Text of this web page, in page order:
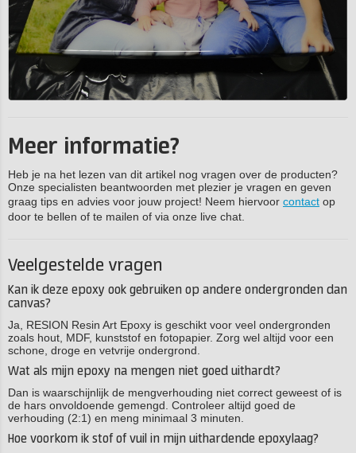
Meer informatie?
Heb je na het lezen van dit artikel nog vragen over de producten?
Onze specialisten beantwoorden met plezier je vragen en geven
graag tips en advies voor jouw project! Neem hiervoor contact op
door te bellen of te mailen of via onze live chat.
Veelgestelde vragen
Kan ik deze epoxy ook gebruiken op andere ondergronden dan
canvas?
Ja, RESION Resin Art Epoxy is geschikt voor veel ondergronden
zoals hout, MDF, kunststof en fotopapier. Zorg wel altijd voor een
schone, droge en vetvrije ondergrond.
Wat als mijn epoxy na mengen niet goed uithardt?
Dan is waarschijnlijk de mengverhouding niet correct geweest of is
de hars onvoldoende gemengd. Controleer altijd goed de
verhouding (2:1) en meng minimaal 3 minuten.
Hoe voorkom ik stof of vuil in mijn uithardende epoxylaag?